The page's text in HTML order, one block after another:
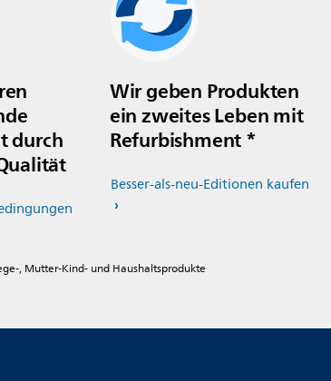
durch
Wir geben Produkten
ein zweites Leben mit
Refurbishment *
Besser-als-neu-Editionen kaufen
, Mutter-Kind- und Haushaltsprodukte